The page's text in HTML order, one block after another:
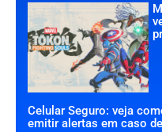
Celular Seguro: veja
emitir alertas em caso